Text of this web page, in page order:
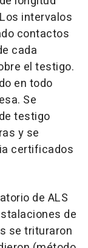
intervalos
contactos
cada
el testigo.
en todo
Se
testigo
y se
certificados
de ALS
de
se trituraron